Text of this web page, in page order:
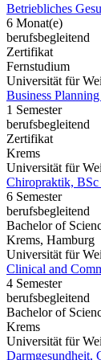
Betriebliches
6 Monat(e)
berufsbegleitend
Zertifikat
Fernstudium
Universität für
Business
1 Semester
berufsbegleitend
Zertifikat
Krems
Universität für
Chiropraktik,
6 Semester
berufsbegleitend
Bachelor of
Krems, Hamburg
Universität für
Clinical and
4 Semester
berufsbegleitend
Bachelor of
Krems
Universität für
Darmgesundheit,